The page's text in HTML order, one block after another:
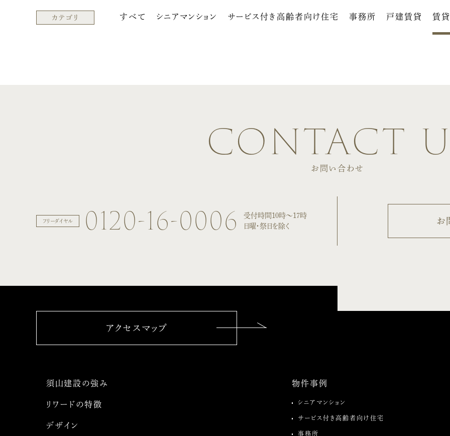
カテゴリ すべて シニアマンション サービス付き高齢者向け住宅 事務所 戸建賃貸 賃貸
contact
お問い合わせ
フリーダイヤル 0120-16-0006
受付時間10時〜17時
日曜・祭日を除く
お
アクセスマップ
須山建設の強み
リワードの特徴
デザイン
物件事例
シニアマンション
サービス付き高齢者向け住宅
事務所